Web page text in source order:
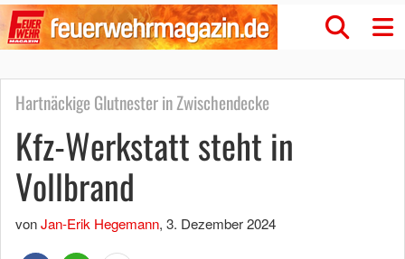
Hartnäckige Glutnester in Zwischendecke
Kfz-Werkstatt steht in
Vollbrand
vonJan-Erik Hegemann, 3. Dezember 2024